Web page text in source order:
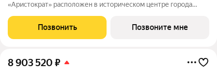
«Аристократ» расположен в историческом центре города
Караимская. Жилой комплекс гармонично вписывается в
архитектурный ряд исторического центра
Позвонить Позвоните мне
8 903 520 ₽